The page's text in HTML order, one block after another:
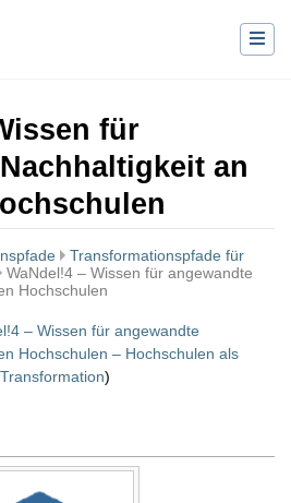
für
an
Transformationspfade für
WaNdel!4 – Wissen für angewandte
Hochschulen
– Wissen für angewandte
Hochschulen – Hochschulen als
)